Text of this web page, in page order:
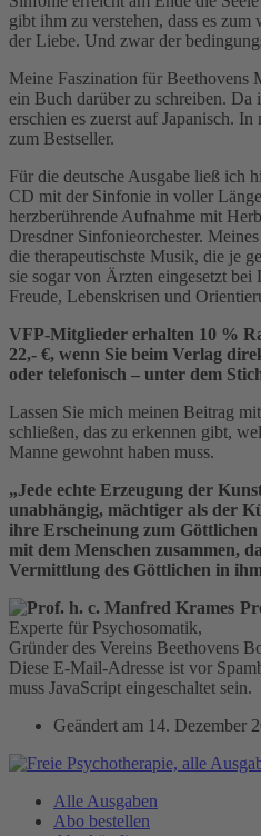
gibt ihm zu verstehen, dass es
der Liebe. Und zwar der
Meine Faszination für Beethovens
ein Buch darüber zu schreiben. Da
erschien es zuerst auf Japanisch.
zum Bestseller.
Für die deutsche Ausgabe ließ ich
CD mit der Sinfonie in voller
herzberührende Aufnahme mit
Dresdner Sinfonieorchester.
die therapeutischste Musik, die je
sie sogar von Ärzten eingesetzt bei
Freude, Lebenskrisen und
VFP-Mitglieder erhalten 10 %
22,- €, wenn Sie beim Verlag
oder telefonisch – unter dem
Lassen Sie mich meinen Beitrag
schließen, das zu erkennen gibt,
Manne gewohnt haben muss.
„Jede echte Erzeugung der
unabhängig, mächtiger als der
ihre Erscheinung zum
mit dem Menschen zusammen,
Vermittlung des Göttlichen in
Experte für Psychosomatik,
Gründer des Vereins Beethovens
Diese E-Mail-Adresse ist vor
muss JavaScript eingeschaltet sein.
Geändert am 14. Dezember
Alle Ausgaben
Abo bestellen